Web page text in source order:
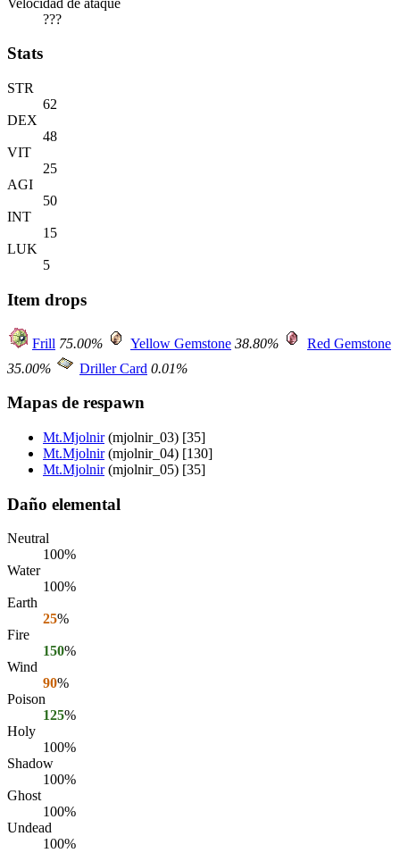
???
Stats
STR
62
DEX
48
VIT
25
AGI
50
INT
15
LUK
5
Item drops
Frill 75.00% Yellow Gemstone 38.80%
Red Gemstone
35.00%
Driller Card 0.01%
Mapas de respawn
Mt.Mjolnir(mjolnir_03) [35]
Mt.Mjolnir(mjolnir_04) [130]
Mt.Mjolnir(mjolnir_05) [35]
Daño elemental
Neutral
100%
Water
100%
Earth
25%
Fire
150%
Wind
90%
Poison
125%
Holy
100%
Shadow
100%
Ghost
100%
Undead
100%